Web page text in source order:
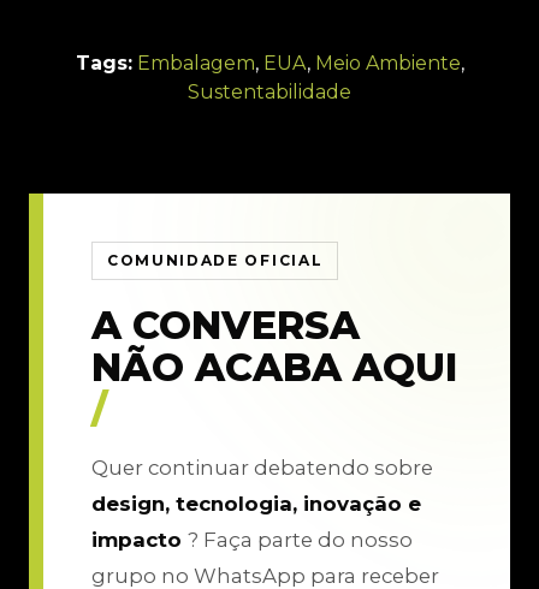
Tags: Embalagem, EUA, Meio Ambiente,
Sustentabilidade
COMUNIDADE OFICIAL
A CONVERSA
NÃO ACABA AQUI
/
Quer continuar debatendo sobre
design, tecnologia, inovação e
impacto ? Faça parte do nosso
grupo no WhatsApp para receber